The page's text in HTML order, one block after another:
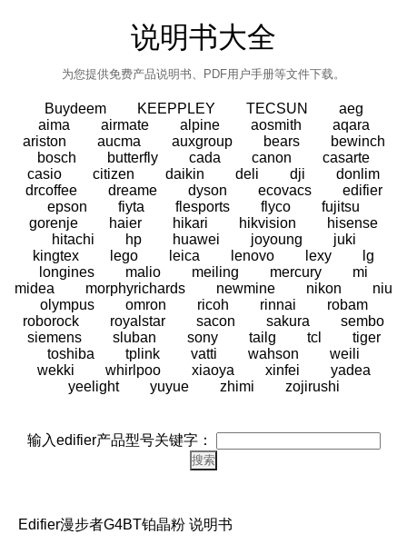
说明书大全
为您提供免费产品说明书、PDF用户手册等文件下载。
Buydeem KEEPPLEY TECSUN
aeg
aima
airmate alpine aosmith
aqara
ariston
aucma auxgroup bears
bewinch
bosch
butterfly cada canon
casarte
casio
citizen daikin deli dji
donlim
drcoffee
dreame dyson ecovacs
edifier
epson
fiyta flesports flyco
fujitsu
gorenje
haier hikari hikvision
hisense
hitachi
hp huawei joyoung
juki
kingtex
lego leica lenovo lexy
lg
longines
malio meiling mercury
mi
midea
morphyrichards newmine nikon
niu
olympus
omron ricoh rinnai
robam
roborock
royalstar sacon sakura
sembo
siemens
sluban sony tailg tcl
tiger
toshiba
tplink vatti wahson
weili
wekki
whirlpoo xiaoya xinfei
yadea
yeelight
yuyue zhimi zojirushi
输入edifier产品型号关键字：
Edifier漫步者G4BT铂晶粉 说明书